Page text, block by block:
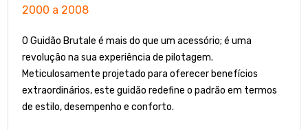
2000 a 2008
O Guidão Brutale é mais do que um acessório; é uma
revolução na sua experiência de pilotagem.
Meticulosamente projetado para oferecer benefícios
extraordinários, este guidão redefine o padrão em termos
de estilo, desempenho e conforto.